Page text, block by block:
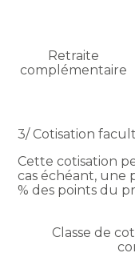
Retraite
complémentaire
3/ Cotisation
Cette cotisation
cas échéant, une
% des points du
Classe de